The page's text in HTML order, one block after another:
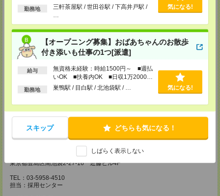
以上
勤務地
三軒茶屋駅 / 世田谷駅 / 下高井戸駅 /
気になる!
【オープニング募集】おばあちゃんのお散歩
付き添いも仕事の1つ[派遣]
給与
無資格未経験：時給1500円～ ■週払
いOK ■扶養内OK ■日収1万2000円
以上
勤務地 巣鴨駅 / 目白駅 / 北池袋駅 / … 気になる!
スキップ どちらも気になる！
しばらく表示しない
埼玉県越谷市南越谷1-16-8 イーストサンビル5 5F
TEL：048-990-4510
錦糸町営業所
東京都墨田区江東橋4-19-3 錦糸町ミハマビル 3F
TEL：03-5669-4522
担当：採用センター
新宿営業所
東京都新宿区西新宿1-8-1 新宿ビルディング5Ｆ
TEL：03-6911-4510
東京都立川市曙町2-31-15 日住金立川ビル3F
TEL：042-540-7331
担当：採用センター
東京都豊島区南池袋2-27-16 近藤ビル4F
TEL：03-5958-4510
担当：採用センター